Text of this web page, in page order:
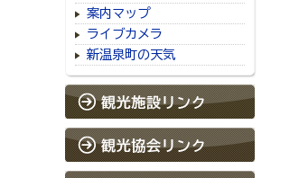
案内マップ
ライブカメラ
新温泉町の天気